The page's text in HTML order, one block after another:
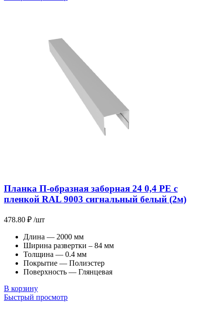
Планка П-образная заборная 24 0,4 PE с
пленкой RAL 9003 сигнальный белый (2м)
478.80 ₽ /шт
Длина — 2000 мм
Ширина развертки – 84 мм
Толщина — 0.4 мм
Покрытие — Полиэстер
Поверхность — Глянцевая
В корзину
Быстрый просмотр